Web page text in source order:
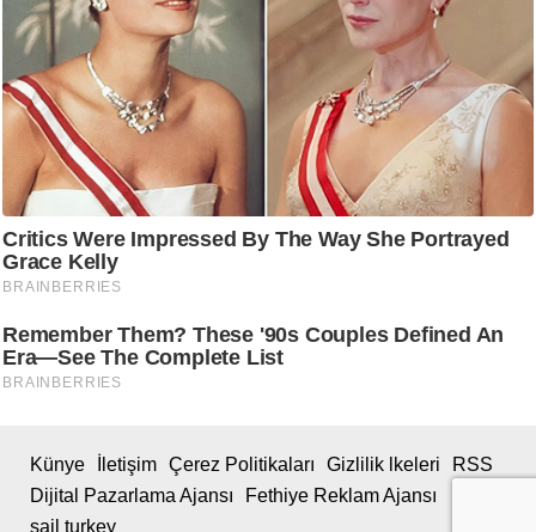
Künye İletişim Çerez Politikaları Gizlilik lkeleri
RSS
Dijital Pazarlama Ajansı
Fethiye Reklam Ajansı
sail turkey